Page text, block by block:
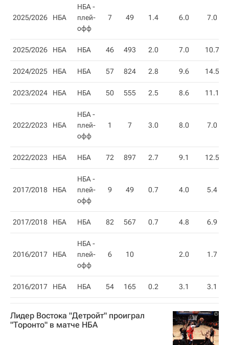
2025/2026 НБА
НБА -
плей-
офф
7 49 1.4 6.0 7.0
2025/2026 НБА НБА 46 493 2.0 7.0 10.7
2024/2025 НБА НБА 57 824 2.8 9.6 14.5
2023/2024 НБА НБА 50 555 2.5 8.6 11.1
2022/2023 НБА
НБА -
плей-
офф
1 7 3.0 8.0 7.0
2022/2023 НБА НБА 72 897 2.7 9.1 12.5
2017/2018 НБА
НБА -
плей-
офф
9 49 0.7 4.0 5.4
2017/2018 НБА НБА 82 567 0.7 4.8 6.9
2016/2017 НБА
НБА -
плей-
офф
6 10 2.0 1.7
2016/2017 НБА НБА 54 165 0.2 3.1 3.1
Лидер Востока "Детройт" проиграл
"Торонто" в матче НБА